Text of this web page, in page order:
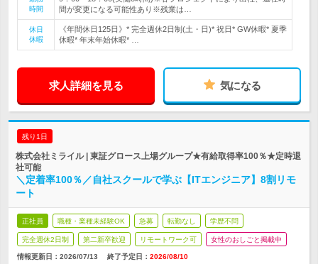
時間
間が変更になる可能性あり※残業は…
休日
休暇
《年間休日125日》* 完全週休2日制(土・日)* 祝日* GW休暇* 夏季
休暇* 年末年始休暇* …
求人詳細を見る 気になる
残り1日
株式会社ミライル | 東証グロース上場グループ★有給取得率100％★定時退
社可能
＼定着率100％／自社スクールで学ぶ【ITエンジニア】8割リモ
ート
正社員 職種・業種未経験OK 急募 転勤なし 学歴不問
完全週休2日制 第二新卒歓迎 リモートワーク可 女性のおしごと掲載中
情報更新日：2026/07/13 終了予定日： 2026/08/10